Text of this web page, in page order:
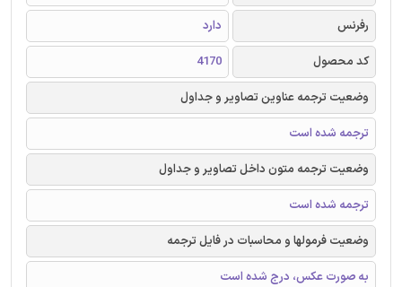
رفرنس
دارد
کد محصول
4170
وضعیت ترجمه عناوین تصاویر و جداول
ترجمه شده است
وضعیت ترجمه متون داخل تصاویر و جداول
ترجمه شده است
وضعیت فرمولها و محاسبات در فایل ترجمه
به صورت عکس، درج شده است